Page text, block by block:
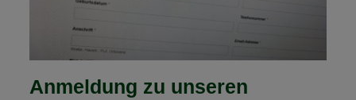
Anmeldung zu unseren